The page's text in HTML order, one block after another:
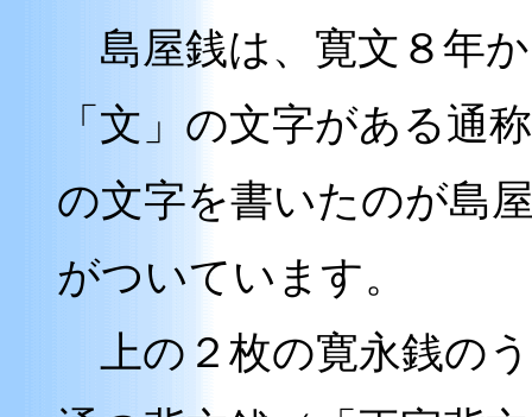
島屋銭は、寛文８年
「文」の文字がある
の文字を書いたのが島
がついています。
上の２枚の寛永銭の